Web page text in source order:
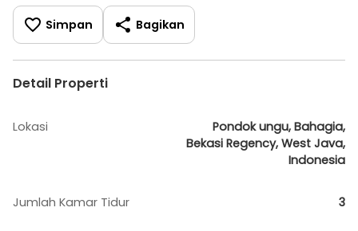
Simpan Bagikan
Detail Properti
Lokasi
Pondok ungu, Bahagia,
Bekasi Regency, West Java,
Indonesia
Jumlah Kamar Tidur 3